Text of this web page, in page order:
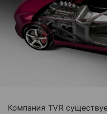
Компания TVR